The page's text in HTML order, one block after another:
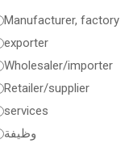
Manufacturer, factory
exporter
Wholesaler/importer
Retailer/supplier
services
وظيفة